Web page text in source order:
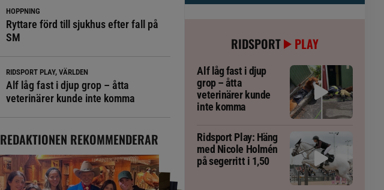
HOPPNING
Ryttare förd till sjukhus efter fall på
SM
RIDSPORT PLAY, VÄRLDEN
Alf låg fast i djup grop – åtta
veterinärer kunde inte komma
REDAKTIONEN REKOMMENDERAR
RIDSPORT PLAY
Alf låg fast i djup
grop – åtta
veterinärer kunde
inte komma
Ridsport Play: Häng
med Nicole Holmén
på segerritt i 1,50